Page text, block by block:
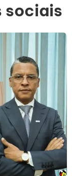
sociais